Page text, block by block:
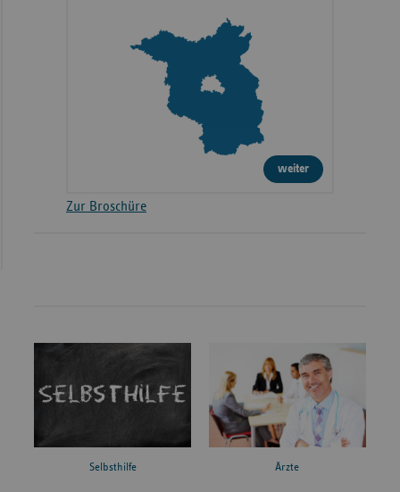
weiter
Zur Broschüre
Selbsthilfe Ärzte